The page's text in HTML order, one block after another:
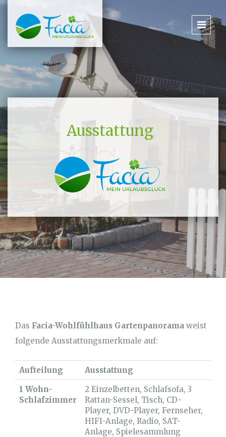
Ausstattung
Das Facia-Wohlfühlhaus Gartenpanorama weist
folgende Ausstattungsmerkmale auf:
Aufteilung
Ausstattung
1 Wohn-
Schlafzimmer
2 Einzelbetten, Schlafsofa, 3
Rattan-Sessel, Tisch, CD-
Player, DVD-Player, Fernseher,
HIFI-Anlage, Radio, SAT-
Anlage, Spielesammlung